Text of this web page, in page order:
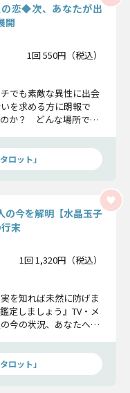
恋◆次、あなたが出
開
1回 550円（税込）
でも素敵な異性に出会
を求める方に朗報で
か？ どんな場所で出
。
ロット」
今を解明【水晶玉子
末
1回 1,320円（税込）
を知れば未然に防げま
定しましょう』TV・メ
今の状況、あなたへの
ロット」